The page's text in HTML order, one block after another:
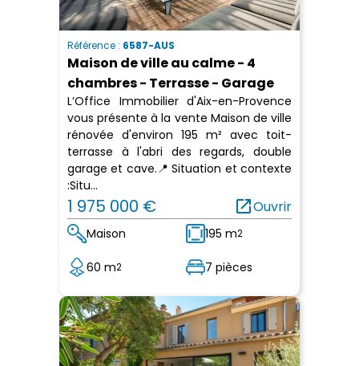
Référence : 6587-AUS
Maison de ville au calme - 4
chambres - Terrasse - Garage
L’Office Immobilier d'Aix-en-Provence
vous présente à la vente Maison de ville
rénovée d'environ 195 m² avec toit-
terrasse à l'abri des regards, double
garage et cave.📍 Situation et contexte
:Situ...
1 975 000 € open_in_newOuvrir
Maison 195 m2
60 m2 7 pièces